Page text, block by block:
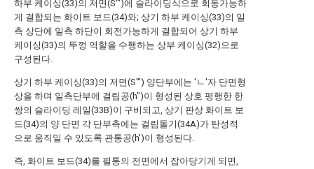
하부 케이싱(33)의 저면(S'")에 슬라이딩식으로 회동가능하
게 결합되는 화이트 보드(34)와; 상기 하부 케이싱(33)의 일
측 상단에 일측 하단이 회전가능하게 결합되어 상기 하부
케이싱(33)의 뚜껑 역할을 수행하는 상부 케이싱(32)으로
구성된다.
상기 하부 케이싱(33)의 저면(S'") 양단부에는 'ㄴ'자 단면형
상을 하며 일측단부에 걸림공(h")이 형성된 상호 평행한 한
쌍의 슬라이딩 레일(33B)이 구비되고, 상기 판상 화이트 보
드(34)의 양 단면 각 단부측에는 걸림돌기(34A)가 탄성적
으로 움직일 수 있도록 관통공(h')이 형성된다.
즉, 화이트 보드(34)를 필통의 전면에서 잡아당기게 되면,